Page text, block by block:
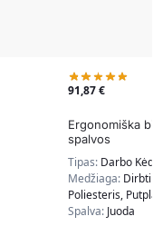
91,87€
Ergonomiška
spalvos
Tipas: Darbo
Medžiaga:
Poliesteris,
Spalva: Juoda